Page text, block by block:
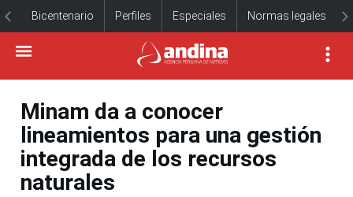
Bicentenario Perfiles Especiales Normas legales
Minam da a conocer
lineamientos para una gestión
integrada de los recursos
naturales